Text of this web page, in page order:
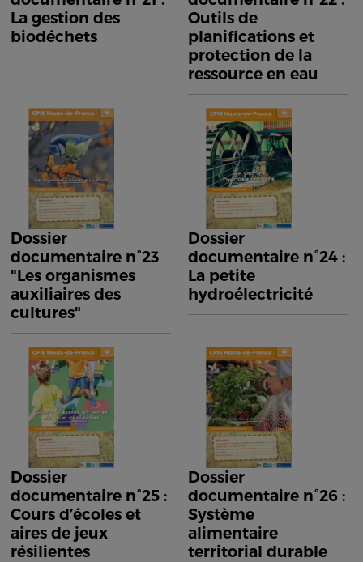
La gestion des
biodéchets
Outils de
planifications et
protection de la
ressource en eau
Dossier
documentaire n°23
"Les organismes
auxiliaires des
cultures"
Dossier
documentaire n°24 :
La petite
hydroélectricité
Dossier
documentaire n°25 :
Cours d’écoles et
aires de jeux
résilientes
Dossier
documentaire n°26 :
Système
alimentaire
territorial durable